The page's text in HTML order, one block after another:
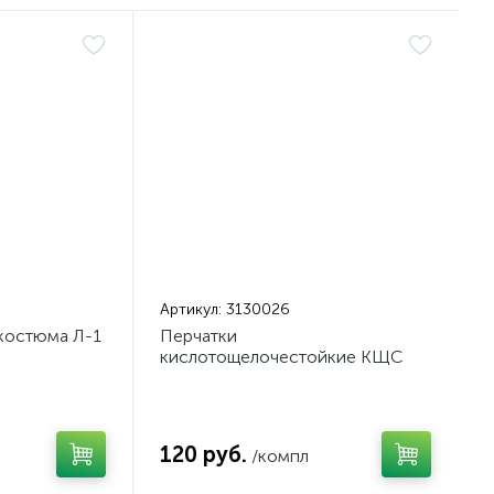
Л-1
Артикул: 3130026
Перчатки
кислотощелочестойкие КЩС
120 руб. /компл